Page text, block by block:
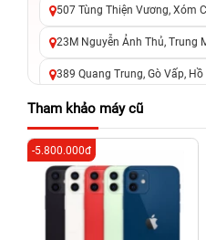
507 Tùng Thiện Vương, Xóm
23M Nguyễn Ảnh Thủ, Trung
389 Quang Trung, Gò Vấp,
625 - 625A Âu Cơ, Tân Phú,
326 Lê Văn Việt, Tăng Nhơn
Đức cũ)
256 Võ Văn Ngân, Thủ Đức,
70 Nguyễn An Ninh, Dĩ An,
Tham khảo máy cũ
-5.800.000đ